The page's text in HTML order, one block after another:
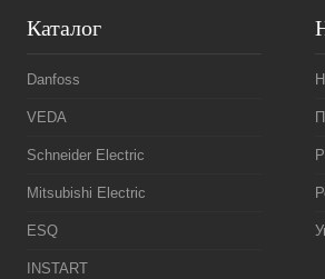
Каталог
Danfoss
VEDA
Schneider Electric
Mitsubishi Electric
ESQ
INSTART